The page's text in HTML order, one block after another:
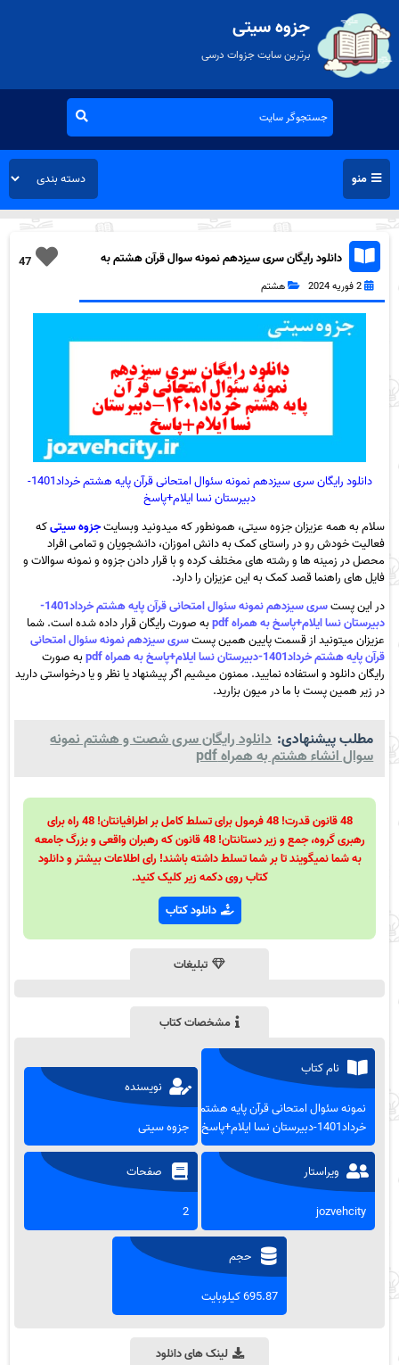
جزوه سیتی
برترین سایت جزوات درسی
منو
47
دانلود رایگان سری سیزدهم نمونه سوال قرآن هشتم به
2 فوریه 2024 هشتم
دانلود رایگان سری سیزدهم نمونه سئوال امتحانی قرآن پایه هشتم خرداد1401-
دبیرستان نسا ایلام+پاسخ
سلام به همه عزیزان جزوه سیتی، همونطور که میدونید وبسایتجزوه سیتیکه
فعالیت خودش رو در راستای کمک به دانش اموزان، دانشجویان و تمامی افراد
محصل در زمینه ها و رشته های مختلف کرده و با قرار دادن جزوه و نمونه سوالات و
فایل های راهنما قصد کمک به این عزیزان را دارد.
در این پست
سری سیزدهم نمونه سئوال امتحانی قرآن پایه هشتم خرداد1401-
دبیرستان نسا ایلام+پاسخ به همراه pdf
به صورت رایگان قرار داده شده است. شما
عزیزان میتونید از قسمت پایین همین پستسری سیزدهم نمونه سئوال امتحانی
قرآن پایه هشتم خرداد1401-دبیرستان نسا ایلام+پاسخ به همراه pdf
به صورت
رایگان دانلود و استفاده نمایید. ممنون میشیم اگر پیشنهاد یا نظر و یا درخواستی دارید
در زیر همین پست با ما در میون بزارید.
مطلب پیشنهادی: دانلود رایگان سری شصت و هشتم نمونه
سوال انشاء هشتم به همراه pdf
48 قانون قدرت! 48 فرمول برای تسلط کامل بر اطرافیانتان! 48 راه برای
رهبری گروه، جمع و زیر دستانتان! 48 قانون که رهبران واقعی و بزرگ جامعه
به شما نمیگویند تا بر شما تسلط داشته باشند! رای اطلاعات بیشتر و دانلود
کتاب روی دکمه زیر کلیک کنید.
دانلود کتاب
تبلیغات
مشخصات کتاب
نام کتاب
نمونه سئوال امتحانی قرآن پایه هشتم
خرداد1401-دبیرستان نسا ایلام+پاسخ
نویسنده
جزوه سیتی
ویراستار
jozvehcity
صفحات
2
حجم
695.87 کیلوبایت
لینک های دانلود